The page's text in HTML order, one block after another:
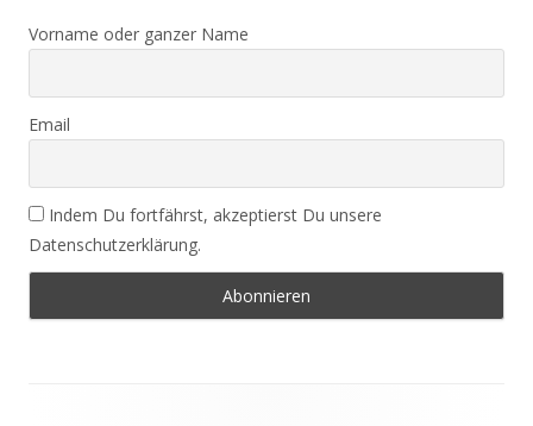
Vorname oder ganzer Name
Email
Indem Du fortfährst, akzeptierst Du unsere
Datenschutzerklärung.